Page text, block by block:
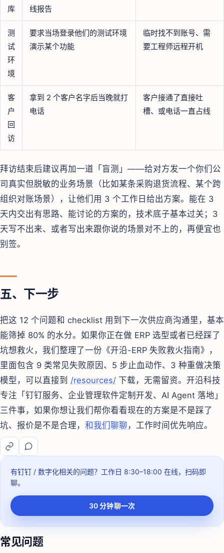
库 线报告
测
试
环
境
要求当场登录他们的测试环境
演示某个功能
临时找不到账号、需
要工程师远程开机
客
户
回
访
拿到 2 个客户名字后当晚就打
电话
客户接通了直接吐
槽、或电话一直占线
拜访结束后建议再加一道「盲测」——给对方发一个你们公
司真实但脱敏的业务场景（比如某条采购退货流程、某个跨
组织对账场景），让他们用 3 个工作日给出方案。能在 3
天内交出有思路、能讨论的方案的，技术底子基本过关；3
天写不出来、或者写出来跟你说的场景对不上的，再便宜也
别签。
五、下一步
把这 12 个问题和 checklist 用到下一次供应商沟通里，基本
能筛掉 80% 的水分。如果你正在做 ERP 选型或者已经踩了
坑想救火，我们整理了一份《开沿-ERP 失败救火指南》，
里面包含 9 类常见失败原因、5 步止血动作、3 种重做决策
模型，可以直接到 /resources/ 下载，无需留资。开沿科技
专注「钉钉服务、企业管理软件定制开发、AI Agent 落地」
三件事，如果你想让我们帮你看看现在的方案是不是踩了
坑、报价是不是合理， 和我们聊聊 ，工作时间优先响应。
有钉钉 / 数字化相关的问题？ 工作日 8:30–18:00 在线，扫码即
聊。
30 分钟聊一次
常见问题